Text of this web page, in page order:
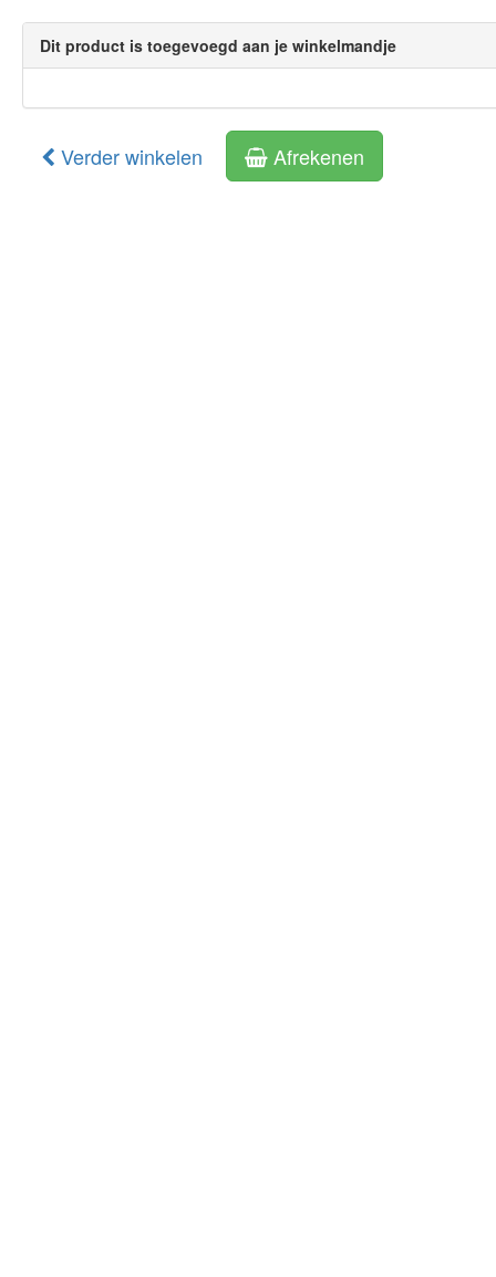
Dit product is toegevoegd aan je winkelmandje
Verder winkelen Afrekenen